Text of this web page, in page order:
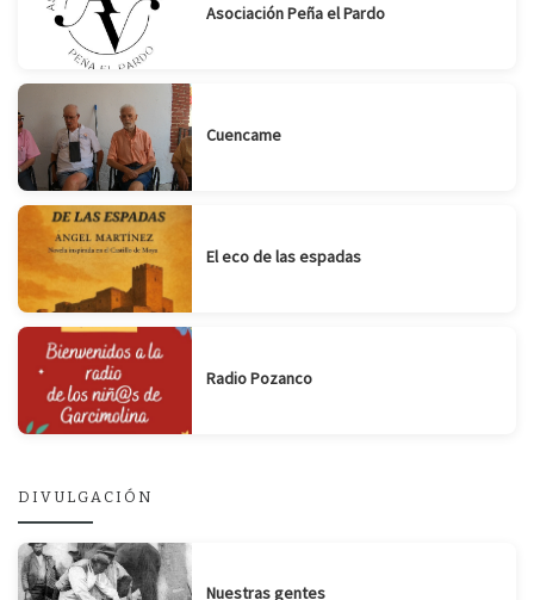
Asociación Peña el Pardo
Cuencame
El eco de las espadas
Radio Pozanco
DIVULGACIÓN
Nuestras gentes